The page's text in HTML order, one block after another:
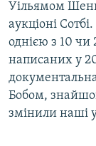
Уільямом
аукціоні
однією з 10
написаних у
Бобом,
змінили наші